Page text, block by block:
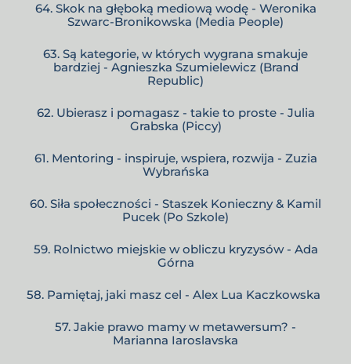
64. Skok na głęboką mediową wodę - Weronika
Szwarc-Bronikowska (Media People)
63. Są kategorie, w których wygrana smakuje
bardziej - Agnieszka Szumielewicz (Brand
Republic)
62. Ubierasz i pomagasz - takie to proste - Julia
Grabska (Piccy)
61. Mentoring - inspiruje, wspiera, rozwija - Zuzia
Wybrańska
60. Siła społeczności - Staszek Konieczny & Kamil
Pucek (Po Szkole)
59. Rolnictwo miejskie w obliczu kryzysów - Ada
Górna
58. Pamiętaj, jaki masz cel - Alex Lua Kaczkowska
57. Jakie prawo mamy w metawersum? -
Marianna Iaroslavska